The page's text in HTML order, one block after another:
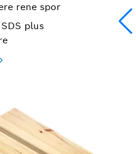
rene spor
plus